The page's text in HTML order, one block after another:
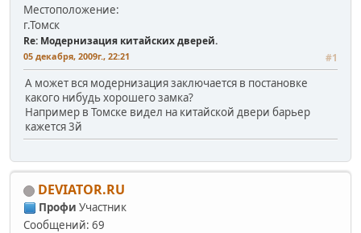
Местоположение:
г.Томск
Re: Модернизация китайских дверей.
05 декабря, 2009г., 22:21 #1
А может вся модернизация заключается в постановке
какого нибудь хорошего замка?
Например в Томске видел на китайской двери барьер
кажется 3й
DEVIATOR.RU
Профи Участник
Сообщений: 69